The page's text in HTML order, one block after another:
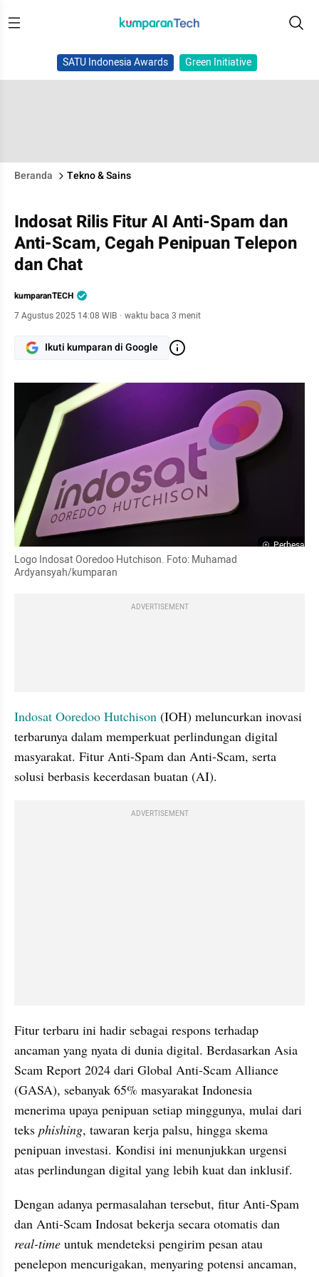
SATU Indonesia Awards Green Initiative
Beranda Tekno & Sains
Indosat Rilis Fitur AI Anti-Spam dan
Anti-Scam, Cegah Penipuan Telepon
dan Chat
kumparanTECH
7 Agustus 2025 14:08 WIB · waktu baca 3 menit
Ikuti kumparan di Google
Perbesar
Logo Indosat Ooredoo Hutchison. Foto: Muhamad
Ardyansyah/kumparan
ADVERTISEMENT
Indosat Ooredoo Hutchison (IOH) meluncurkan inovasi
terbarunya dalam memperkuat perlindungan digital
masyarakat. Fitur Anti-Spam dan Anti-Scam, serta
solusi berbasis kecerdasan buatan (AI).
ADVERTISEMENT
Fitur terbaru ini hadir sebagai respons terhadap
ancaman yang nyata di dunia digital. Berdasarkan Asia
Scam Report 2024 dari Global Anti-Scam Alliance
(GASA), sebanyak 65% masyarakat Indonesia
menerima upaya penipuan setiap minggunya, mulai dari
teks phishing, tawaran kerja palsu, hingga skema
penipuan investasi. Kondisi ini menunjukkan urgensi
atas perlindungan digital yang lebih kuat dan inklusif.
Dengan adanya permasalahan tersebut, fitur Anti-Spam
real-time untuk mendeteksi pengirim pesan atau
penelepon mencurigakan, menyaring potensi ancaman,